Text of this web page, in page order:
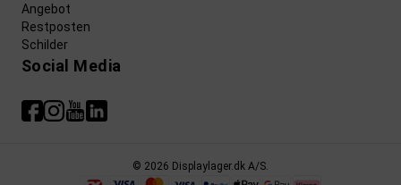
Angebot
Restposten
Schilder
Social Media
© 2026 Displaylager.dk A/S.